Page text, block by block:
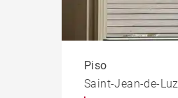
Piso
Saint-Jean-de-Luz